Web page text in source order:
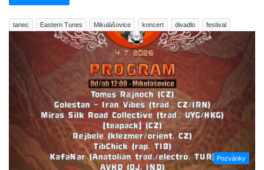
tanec Eastern Tunes Mikulášovice koncert divadlo festival
Pozvánky